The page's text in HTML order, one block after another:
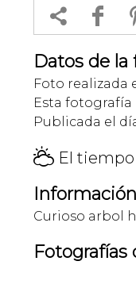
 f
Datos de la
Foto realizada
Esta
Publicada el
H El tiempo
Curioso arbol
Fotografías